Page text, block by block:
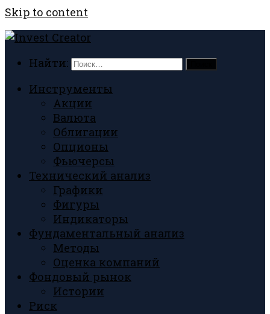
Skip to content
Найти:
Инструменты
Акции
Валюта
Облигации
Опционы
Фьючерсы
Технический анализ
Графики
Фигуры
Индикаторы
Фундаментальный анализ
Методы
Оценка компаний
Фондовый рынок
Истории
Риск